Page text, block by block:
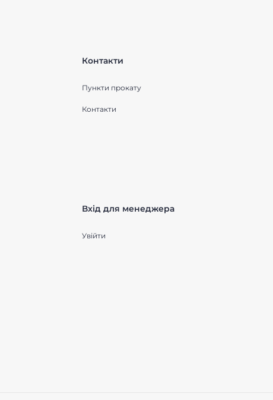
Контакти
Пункти прокату
Контакти
Вхід для менеджера
Увійти